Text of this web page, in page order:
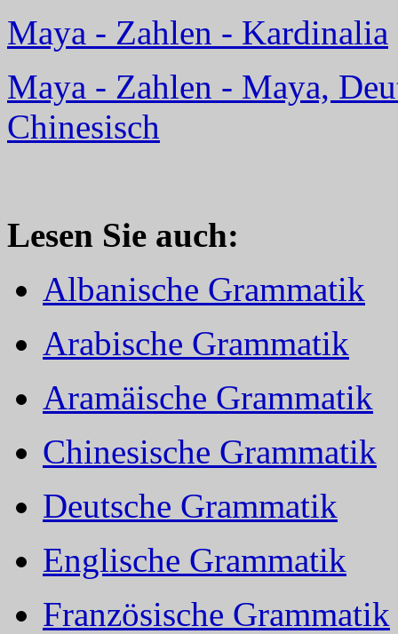
Maya - Zahlen - Kardinalia
Maya - Zahlen - Maya,
Chinesisch
Lesen Sie auch:
Albanische Grammatik
Arabische Grammatik
Aramäische Grammatik
Chinesische Grammatik
Deutsche Grammatik
Englische Grammatik
Französische Grammatik